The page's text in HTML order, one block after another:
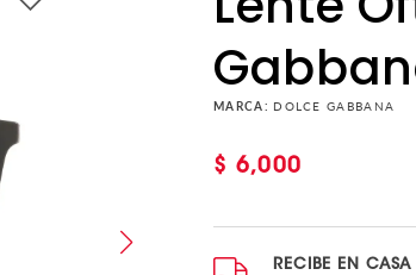
MARCA: DOLCE GABBANA
Precio
$ 6,000
RECIBE EN